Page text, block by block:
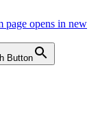
page opens in new
Button